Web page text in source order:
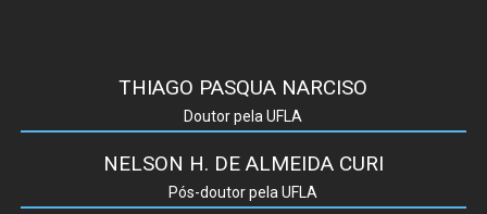
THIAGO PASQUA NARCISO
Doutor pela UFLA
NELSON H. DE ALMEIDA CURI
Pós-doutor pela UFLA